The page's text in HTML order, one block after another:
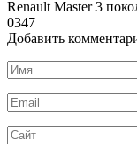
Renault Master 3
0347
Добавить
Имя
*
Email
*
Сайт